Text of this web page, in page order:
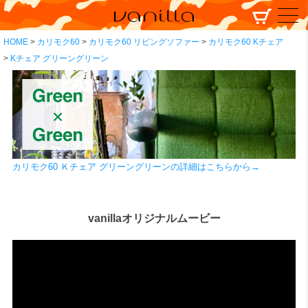
HOME カリモク60 カリモク60 リビングソファー
カリモク60 Kチェア
Kチェア グリーングリーン
カリモク60 Ｋチェア グリーングリーンの詳細はこちらから→
vanillaオリジナルムービー